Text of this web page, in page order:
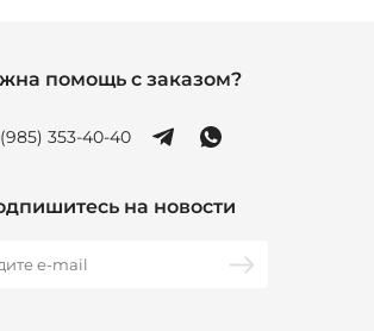
помощь с заказом?
353-40-40
на новости